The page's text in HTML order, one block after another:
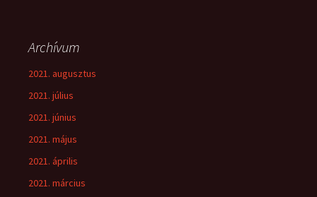
Archívum
2021. augusztus
2021. július
2021. június
2021. május
2021. április
2021. március